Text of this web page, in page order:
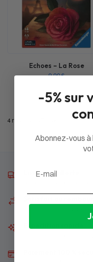
Echoes – La Rose
9,90€
4 résultats affichés
Livraison offerte
Expédition rapide
Paiement 100 %
-5% sur
Abonnez-vous